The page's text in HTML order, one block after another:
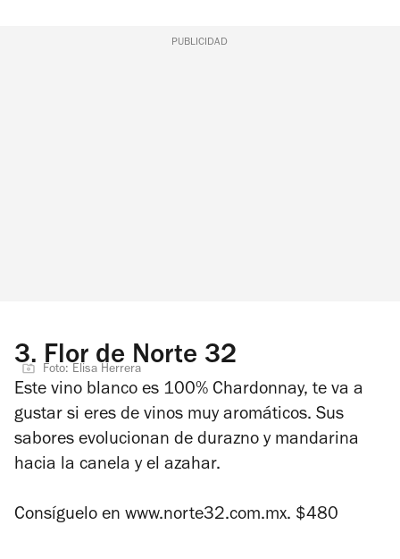
PUBLICIDAD
3. Flor de Norte 32
Foto: Elisa Herrera
Este vino blanco es 100% Chardonnay, te va a
gustar si eres de vinos muy aromáticos. Sus
sabores evolucionan de durazno y mandarina
hacia la canela y el azahar.
Consíguelo en www.norte32.com.mx. $480